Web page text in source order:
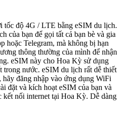
độ 4G / LTE bằng eSIM du lịch.
của bạn để gọi tất cả bạn bè và gia
hoặc Telegram, mà không bị hạn
thông thường của mình để nhận
eSIM này cho Hoa Kỳ sử dụng
trong nước. eSIM du lịch rất dễ thiết
đăng nhập vào ứng dụng WiFi
đặt và kích hoạt eSIM của bạn và
kết nối internet tại Hoa Kỳ. Dễ dàng